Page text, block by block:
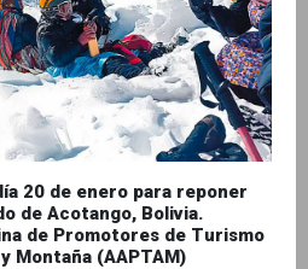
20 de enero para reponer
de Acotango, Bolivia.
de Promotores de Turismo
Montaña (AAPTAM)